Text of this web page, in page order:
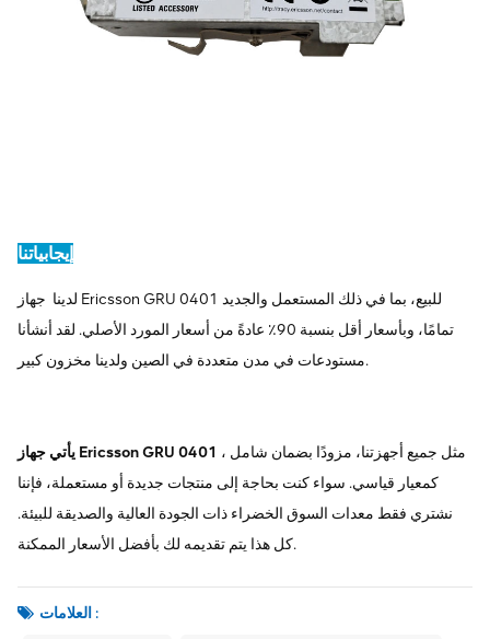
إيجابياتنا
لدينا جهاز Ericsson GRU 0401
تمامًا، وبأسعار أقل بنسبة 90٪ عادةً من أسعار المورد الأصلي. لقد أنشأنا
مستودعات في مدن متعددة في الصين ولدينا مخزون كبير.
يأتي جهاز Ericsson GRU 0401 ، مثل جميع أجهزتنا، مزودًا بضمان شامل
كمعيار قياسي. سواء كنت بحاجة إلى منتجات جديدة أو مستعملة، فإننا
نشتري فقط معدات السوق الخضراء ذات الجودة العالية والصديقة للبيئة.
كل هذا يتم تقديمه لك بأفضل الأسعار الممكنة.
العلامات :